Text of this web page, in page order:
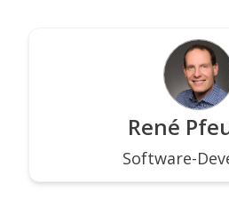
René
Software-